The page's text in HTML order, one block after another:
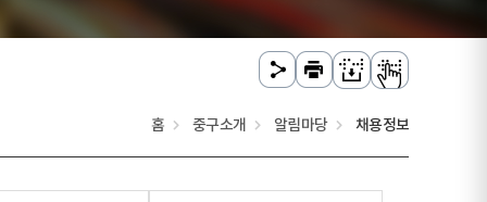
홈 중구소개 알림마당 채용정보